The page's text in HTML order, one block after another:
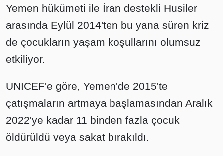
Yemen hükümeti ile İran destekli Husiler
arasında Eylül 2014'ten bu yana süren kriz
de çocukların yaşam koşullarını olumsuz
etkiliyor.
UNICEF'e göre, Yemen'de 2015'te
çatışmaların artmaya başlamasından Aralık
2022'ye kadar 11 binden fazla çocuk
öldürüldü veya sakat bırakıldı.